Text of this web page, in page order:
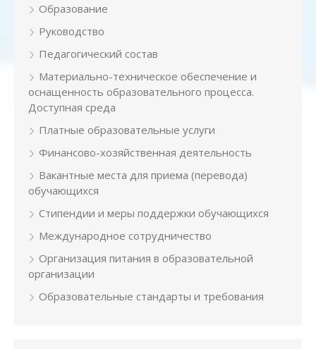
Образование
Руководство
Педагогический состав
Материально-техническое обеспечение и
оснащенность образовательного процесса.
Доступная среда
Платные образовательные услуги
Финансово-хозяйственная деятельность
Вакантные места для приема (перевода)
обучающихся
Стипендии и меры поддержки обучающихся
Международное сотрудничество
Организация питания в образовательной
организации
Образовательные стандарты и требования